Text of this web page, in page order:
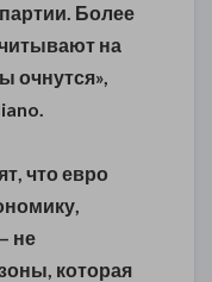
Более
на
очнутся»,
что евро
не
которая